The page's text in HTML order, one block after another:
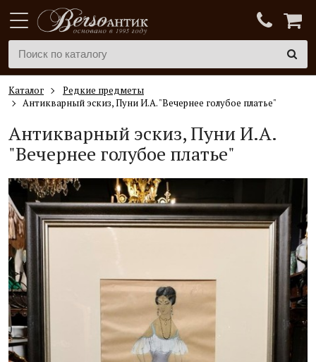
Каталог
Редкие предметы
Антикварный эскиз, Пуни И.А. "Вечернее голубое платье"
Антикварный эскиз, Пуни И.А.
"Вечернее голубое платье"